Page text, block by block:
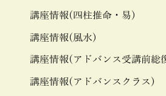
講座情報(四柱推命・易)
講座情報(風水)
講座情報(アドバンス受講前総
講座情報(アドバンスクラス)